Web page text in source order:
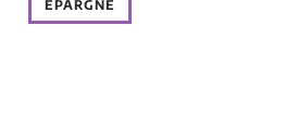
ÉPARGNE